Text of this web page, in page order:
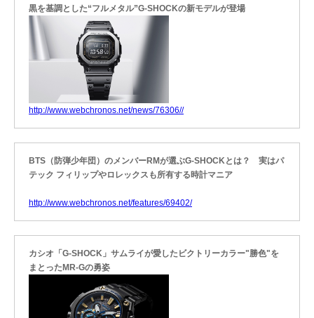
黒を基調とした“フルメタル”G-SHOCKの新モデルが登場
http://www.webchronos.net/news/76306//
BTS（防弾少年団）のメンバーRMが選ぶG-SHOCKとは？ 実はパ
テック フィリップやロレックスも所有する時計マニア
http://www.webchronos.net/features/69402/
カシオ「G-SHOCK」サムライが愛したビクトリーカラー"勝色"を
まとったMR-Gの勇姿